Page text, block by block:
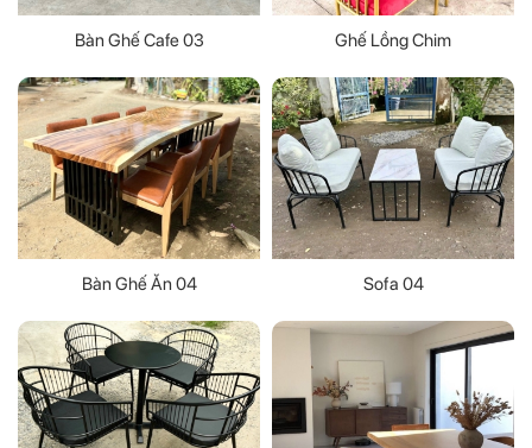
Bàn Ghế Cafe 03 Ghế Lồng Chim
Bàn Ghế Ăn 04 Sofa 04